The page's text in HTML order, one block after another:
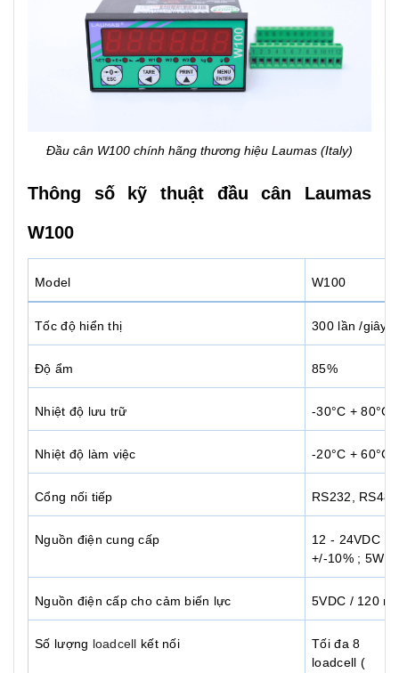
Đầu cân W100 chính hãng thương hiệu Laumas (Italy)
Thông số kỹ thuật đầu cân Laumas
W100
Model W100
Tốc độ hiển thị 300 lần /giây
Độ ẩm 85%
Nhiệt độ lưu trữ -30°C + 80°C
Nhiệt độ làm việc -20°C + 60°C
Cổng nối tiếp RS232, RS485
Nguồn điện cung cấp
12 - 24VDC
+/-10% ; 5W
Nguồn điện cấp cho cảm biến lực 5VDC / 120
Số lượng loadcell kết nối
Tối đa 8
loadcell (